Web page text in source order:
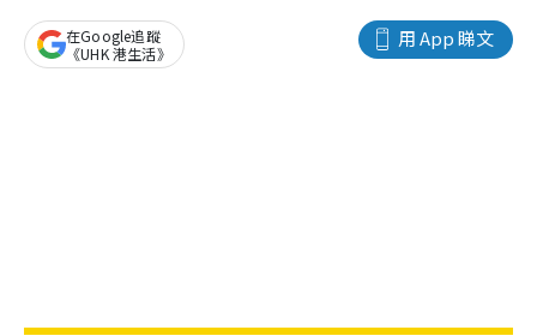
用 App 睇文
在Google追蹤
《UHK 港生活》